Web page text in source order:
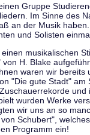
Gruppe
Im Sinne des
an der Musik
und Solisten
musikalischen
H. Blake
waren wir
"Die gute Stadt"
wurden Werke
wir uns an so
Schubert",
Programm ein!